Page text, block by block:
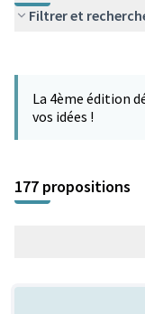
Filtrer et
−
La 4ème édition
vos idées !
177 propositions